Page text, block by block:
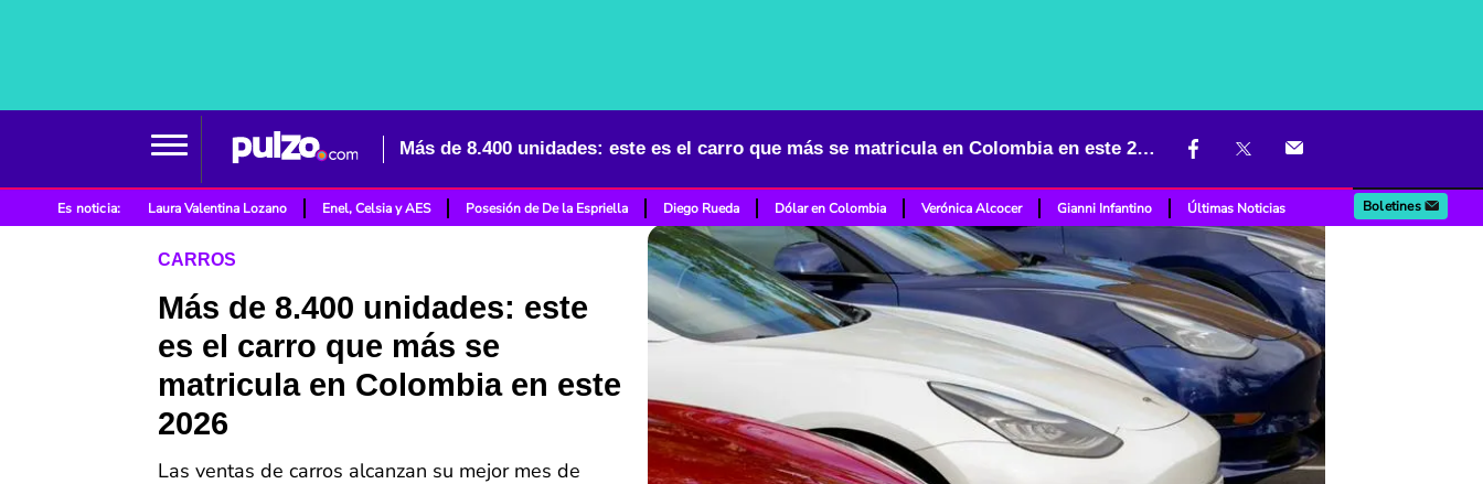
Más de 8.400 unidades: este es el carro que más se matricula en Colombia en este 2026
Es noticia: Laura Valentina Lozano Enel, Celsia y AES Posesión de De la Espriella Diego Rueda Dólar en Colombia Verónica Alcocer Gianni Infantino Últimas Noticias Boletines
CARROS
Más de 8.400 unidades: este
es el carro que más se
matricula en Colombia en este
2026
Las ventas de carros alcanzan su mejor mes de